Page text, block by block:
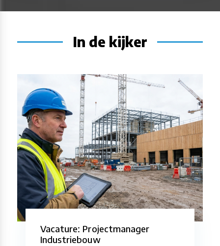
In de kijker
Vacature: Projectmanager
Industriebouw